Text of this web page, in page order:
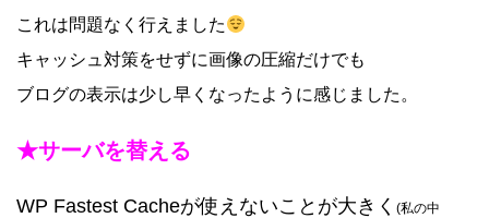
これは問題なく行えました
キャッシュ対策をせずに画像の圧縮だけでも
ブログの表示は少し早くなったように感じました。
★サーバを替える
WP Fastest Cacheが使えないことが大きく (私の中